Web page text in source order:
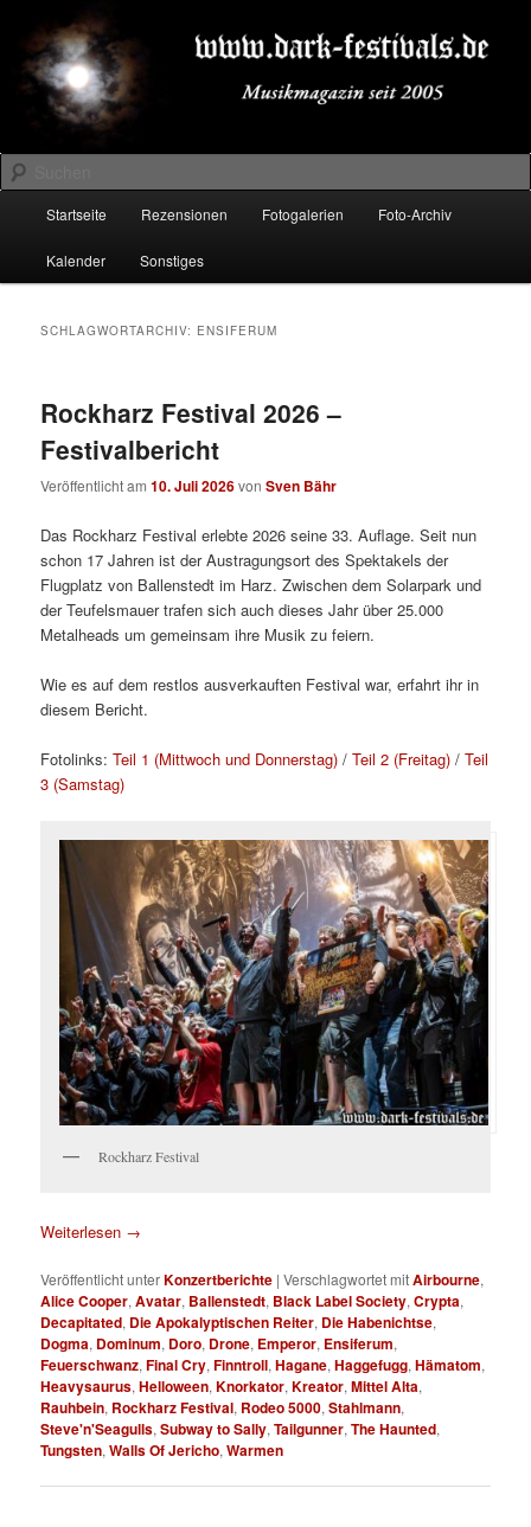
primären
Inhalt
springen
sekundären
Inhalt
springenDARK-FESTIVALS.DE
Suchen
Startseite Rezensionen Fotogalerien Foto-Archiv
Kalender Sonstiges
SCHLAGWORTARCHIV: ENSIFERUM
Rockharz Festival 2026 –
Festivalbericht
Veröffentlicht am10. Juli 2026vonSven Bähr
Das Rockharz Festival erlebte 2026 seine 33. Auflage. Seit nun
schon 17 Jahren ist der Austragungsort des Spektakels der
Flugplatz von Ballenstedt im Harz. Zwischen dem Solarpark und
der Teufelsmauer trafen sich auch dieses Jahr über 25.000
Metalheads um gemeinsam ihre Musik zu feiern.
Wie es auf dem restlos ausverkauften Festival war, erfahrt ihr in
diesem Bericht.
Fotolinks:Teil 1 (Mittwoch und Donnerstag) /Teil 2 (Freitag) /Teil
3 (Samstag)
Rockharz Festival
Weiterlesen →
Veröffentlicht unterKonzertberichte |Verschlagwortet mitAirbourne,
Alice Cooper,Avatar, Ballenstedt, Black Label Society,Crypta,
Decapitated, Die Apokalyptischen Reiter, Die Habenichtse,
Dogma, Dominum, Doro, Drone, Emperor, Ensiferum,
Feuerschwanz,Final Cry,Finntroll,Hagane,Haggefugg,Hämatom,
Heavysaurus,Helloween,Knorkator,Kreator,Mittel Alta,
Rauhbein, Rockharz Festival, Rodeo 5000,Stahlmann,
Steve'n'Seagulls,Subway to Sally,Tailgunner,The Haunted,
Tungsten,Walls Of Jericho,Warmen